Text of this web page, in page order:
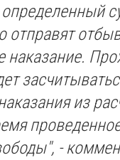
отправят
наказание.
из
, -